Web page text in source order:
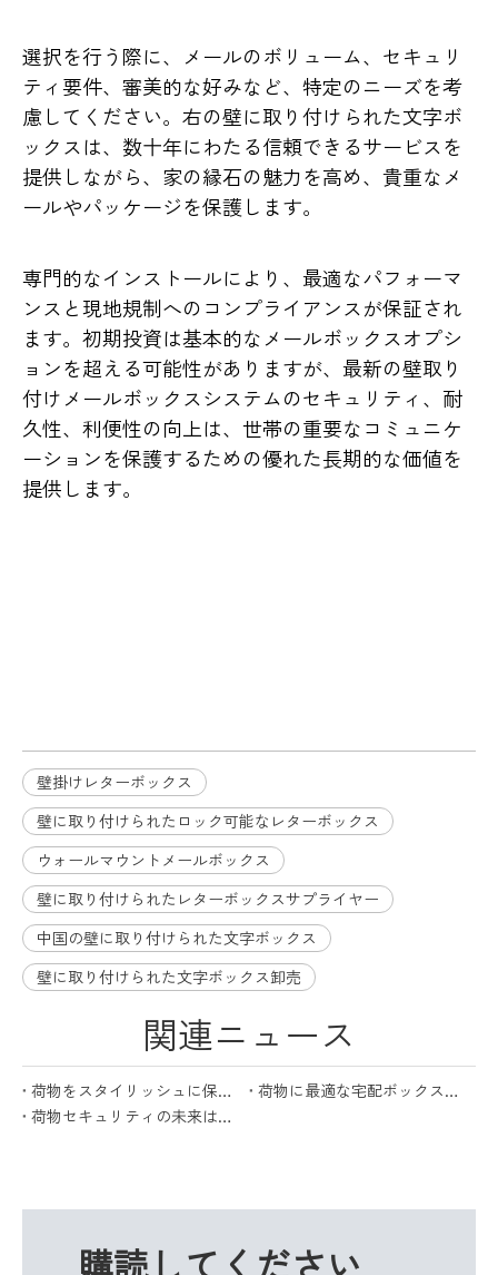
選択を行う際に、メールのボリューム、セキュリ
ティ要件、審美的な好みなど、特定のニーズを考
慮してください。右の壁に取り付けられた文字ボ
ックスは、数十年にわたる信頼できるサービスを
提供しながら、家の縁石の魅力を高め、貴重なメ
ールやパッケージを保護します。
専門的なインストールにより、最適なパフォーマ
ンスと現地規制へのコンプライアンスが保証され
ます。初期投資は基本的なメールボックスオプシ
ョンを超える可能性がありますが、最新の壁取り
付けメールボックスシステムのセキュリティ、耐
久性、利便性の向上は、世帯の重要なコミュニケ
ーションを保護するための優れた長期的な価値を
提供します。
壁掛けレターボックス
壁に取り付けられたロック可能なレターボックス
ウォールマウントメールボックス
壁に取り付けられたレターボックスサプライヤー
中国の壁に取り付けられた文字ボックス
壁に取り付けられた文字ボックス卸売
関連ニュース
荷物をスタイリッシュに保護: 宅配ボックスの究極ガイド
荷物に最適な宅配ボックスを選ぶための究極のガイド
荷物セキュリティの未来は宅配ボックスで実現します
購読してください